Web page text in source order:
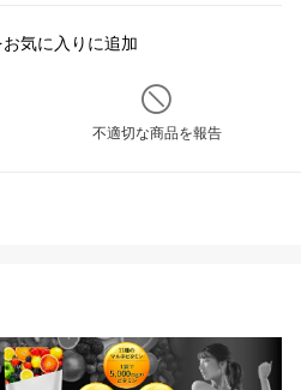
気に入りに追加
不適切な商品を報告